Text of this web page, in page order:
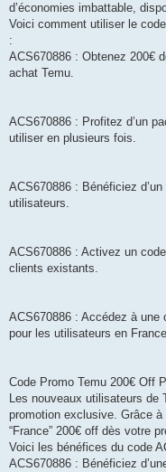
d’économies imbattable,
Voici comment utiliser le
:
ACS670886 : Obtenez 200€
achat Temu.
ACS670886 : Profitez d’un
utiliser en plusieurs fois.
ACS670886 : Bénéficiez
utilisateurs.
ACS670886 : Activez un
clients existants.
ACS670886 : Accédez à une
pour les utilisateurs en
Code Promo Temu 200€ Off
Les nouveaux utilisateurs
promotion exclusive. Grâce
“France” 200€ off dès votre
Voici les bénéfices du code
ACS670886 : Bénéficiez